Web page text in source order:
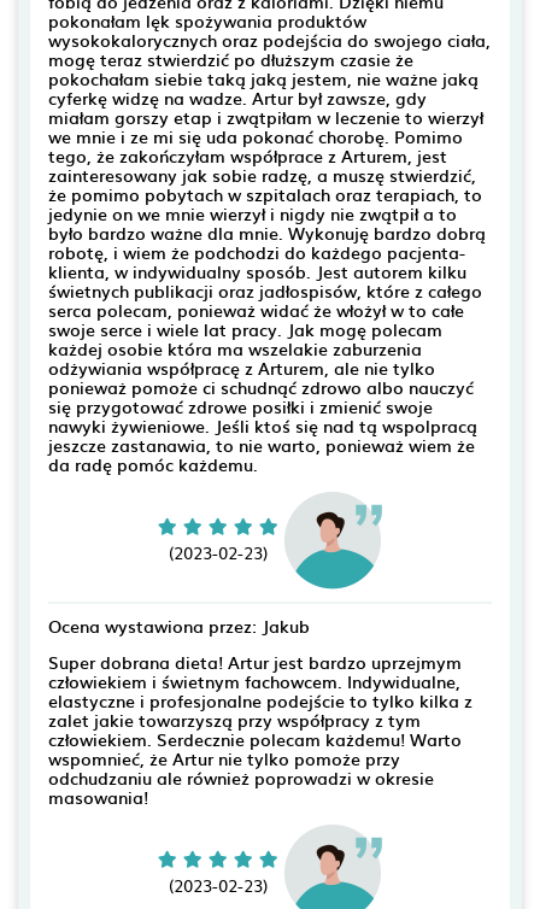
pokonałam lęk spożywania produktów
wysokokalorycznych oraz podejścia do swojego ciała,
mogę teraz stwierdzić po dłuższym czasie że
pokochałam siebie taką jaką jestem, nie ważne jaką
cyferkę widzę na wadze. Artur był zawsze, gdy
miałam gorszy etap i zwątpiłam w leczenie to wierzył
we mnie i ze mi się uda pokonać chorobę. Pomimo
tego, że zakończyłam współprace z Arturem, jest
zainteresowany jak sobie radzę, a muszę stwierdzić,
że pomimo pobytach w szpitalach oraz terapiach, to
jedynie on we mnie wierzył i nigdy nie zwątpił a to
było bardzo ważne dla mnie. Wykonuję bardzo dobrą
robotę, i wiem że podchodzi do każdego pacjenta-
klienta, w indywidualny sposób. Jest autorem kilku
świetnych publikacji oraz jadłospisów, które z całego
serca polecam, ponieważ widać że włożył w to całe
swoje serce i wiele lat pracy. Jak mogę polecam
każdej osobie która ma wszelakie zaburzenia
odżywiania współpracę z Arturem, ale nie tylko
ponieważ pomoże ci schudnąć zdrowo albo nauczyć
się przygotować zdrowe posiłki i zmienić swoje
nawyki żywieniowe. Jeśli ktoś się nad tą wspolpracą
jeszcze zastanawia, to nie warto, ponieważ wiem że
da radę pomóc każdemu.
(2023-02-23)
Ocena wystawiona przez: Jakub
Super dobrana dieta! Artur jest bardzo uprzejmym
człowiekiem i świetnym fachowcem. Indywidualne,
elastyczne i profesjonalne podejście to tylko kilka z
zalet jakie towarzyszą przy współpracy z tym
człowiekiem. Serdecznie polecam każdemu! Warto
wspomnieć, że Artur nie tylko pomoże przy
odchudzaniu ale również poprowadzi w okresie
masowania!
(2023-02-23)